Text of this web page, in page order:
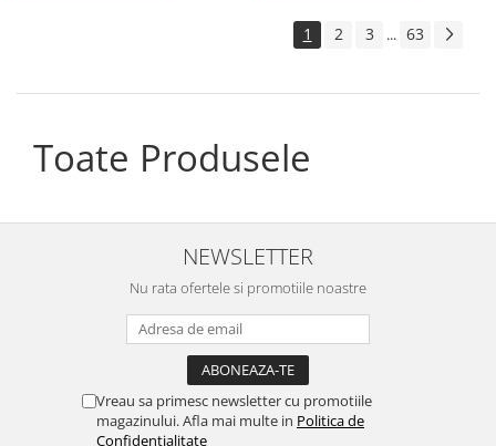
1 2 3 ... 63
Toate Produsele
NEWSLETTER
Nu rata ofertele si promotiile noastre
Vreau sa primesc newsletter cu promotiile
magazinului. Afla mai multe in Politica de
Confidentialitate